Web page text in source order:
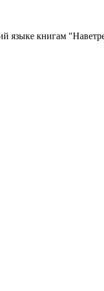
языке книгам